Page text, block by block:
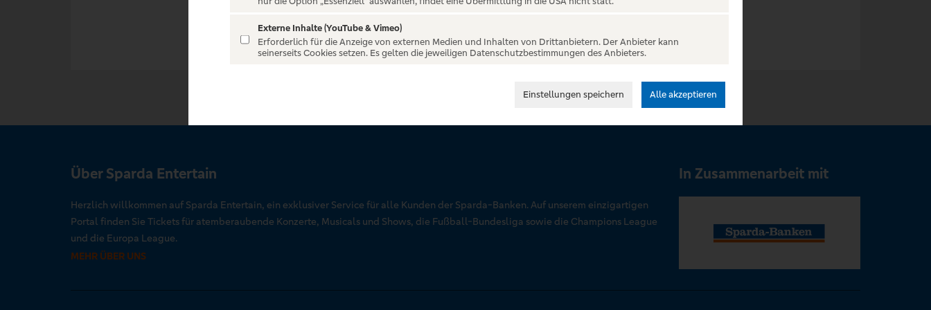
Über Sparda Entertain
Herzlich willkommen auf Sparda Entertain, ein exklusiver Service für alle Kunden der Sparda-Banken. Auf unserem einzigartigen
Portal finden Sie Tickets für atemberaubende Konzerte, Musicals und Shows, die Fußball-Bundesliga sowie die Champions League
und die Europa League.
MEHR ÜBER UNS
In Zusammenarbeit mit
Externe Inhalte (YouTube & Vimeo)
Erforderlich für die Anzeige von externen Medien und Inhalten von Drittanbietern. Der Anbieter kann
seinerseits Cookies setzen. Es gelten die jeweiligen Datenschutzbestimmungen des Anbieters.
Einstellungen speichern Alle akzeptieren